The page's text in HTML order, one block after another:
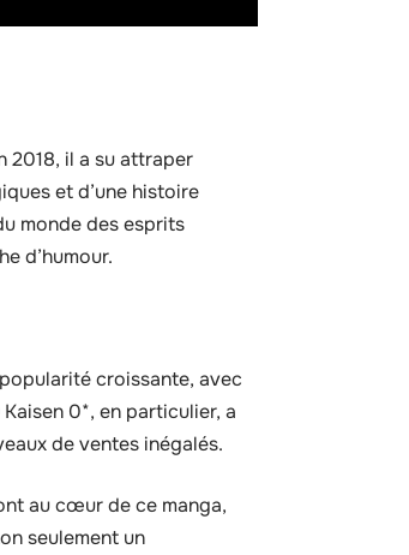
2018, il a su attraper
et d’une histoire
monde des esprits
d’humour.
croissante, avec
0*, en particulier, a
de ventes inégalés.
au cœur de ce manga,
seulement un